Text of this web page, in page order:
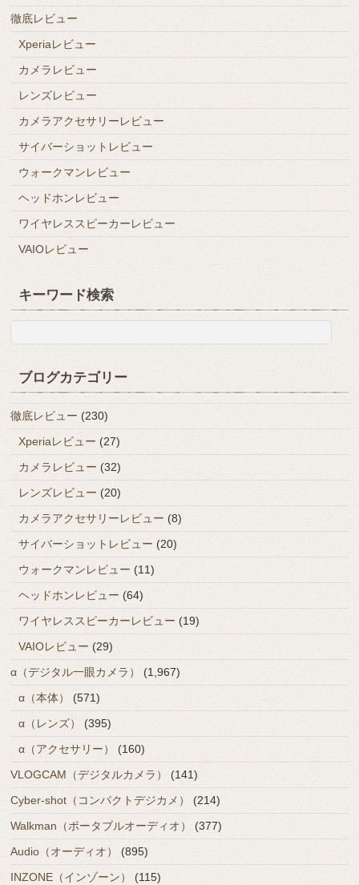
徹底レビュー
Xperiaレビュー
カメラレビュー
レンズレビュー
カメラアクセサリーレビュー
サイバーショットレビュー
ウォークマンレビュー
ヘッドホンレビュー
ワイヤレススピーカーレビュー
VAIOレビュー
キーワード検索
ブログカテゴリー
徹底レビュー (230)
Xperiaレビュー (27)
カメラレビュー (32)
レンズレビュー (20)
カメラアクセサリーレビュー (8)
サイバーショットレビュー (20)
ウォークマンレビュー (11)
ヘッドホンレビュー (64)
ワイヤレススピーカーレビュー (19)
VAIOレビュー (29)
α（デジタル一眼カメラ）
(1,967)
α（本体）
(571)
α（レンズ）
(395)
α（アクセサリー）
(160)
VLOGCAM（デジタルカメラ）
(141)
Cyber-shot（コンパクトデジカメ） (214)
Walkman（ポータブルオーディオ）
(377)
Audio（オーディオ）
(895)
INZONE（インゾーン）
(115)